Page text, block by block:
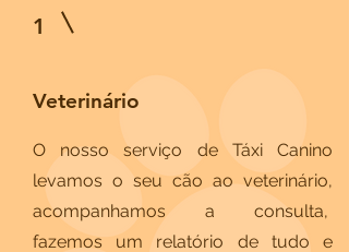
1
Veterinário
O nosso serviço de Táxi Canino
levamos o seu cão ao veterinário,
acompanhamos a consulta,
fazemos um relatório de tudo e